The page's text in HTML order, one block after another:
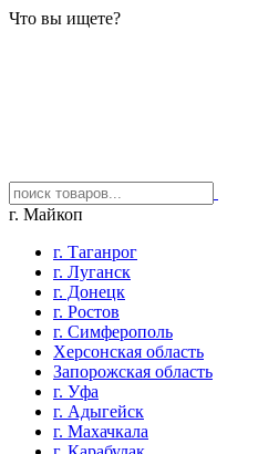
Что вы ищете?
г. Майкоп
г. Таганрог
г. Луганск
г. Донецк
г. Ростов
г. Симферополь
Херсонская область
Запорожская область
г. Уфа
г. Адыгейск
г. Махачкала